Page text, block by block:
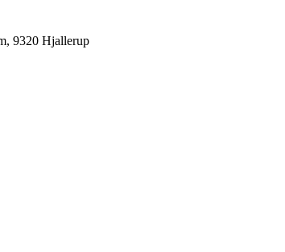
9320 Hjallerup